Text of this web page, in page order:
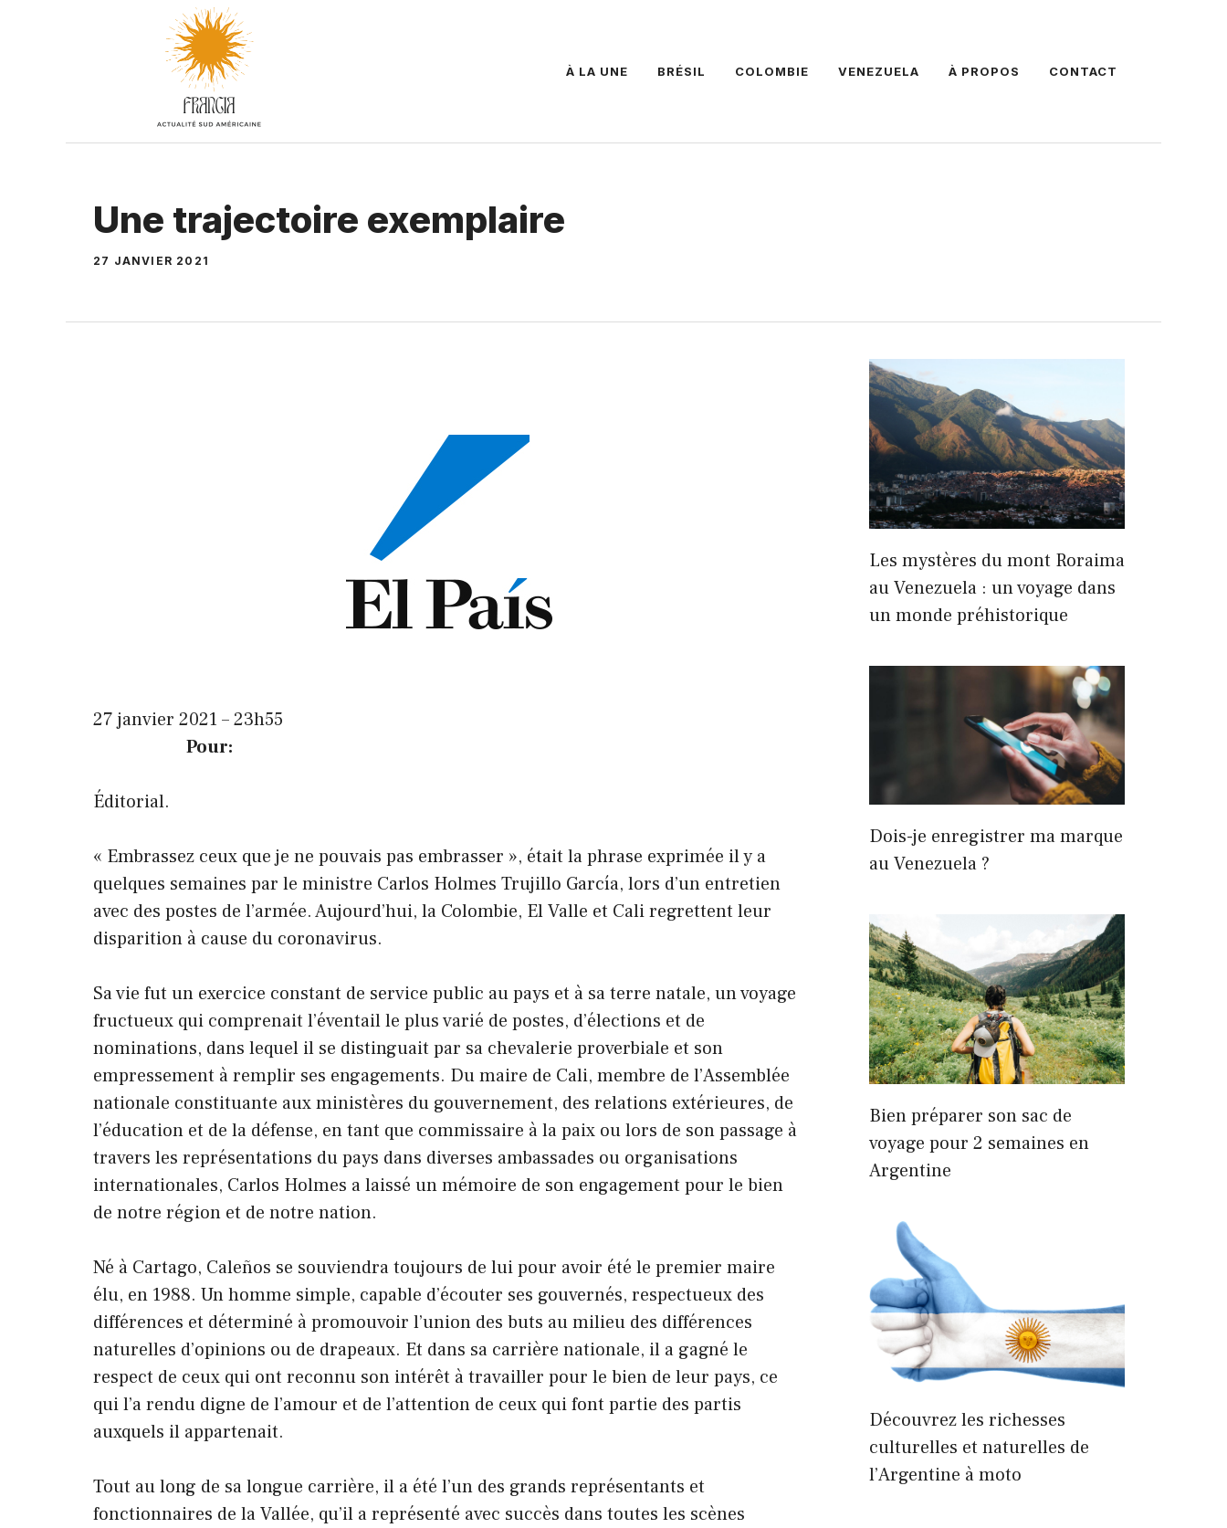
À LA UNE BRÉSIL COLOMBIE VENEZUELA À PROPOS CONTACT
Une trajectoire exemplaire
27 JANVIER 2021
27 janvier 2021 – 23h55
Pour:
Éditorial.
« Embrassez ceux que je ne pouvais pas embrasser », était la phrase exprimée il y a
quelques semaines par le ministre Carlos Holmes Trujillo García, lors d’un entretien
avec des postes de l’armée. Aujourd’hui, la Colombie, El Valle et Cali regrettent leur
disparition à cause du coronavirus.
Sa vie fut un exercice constant de service public au pays et à sa terre natale, un voyage
fructueux qui comprenait l’éventail le plus varié de postes, d’élections et de
nominations, dans lequel il se distinguait par sa chevalerie proverbiale et son
empressement à remplir ses engagements. Du maire de Cali, membre de l’Assemblée
nationale constituante aux ministères du gouvernement, des relations extérieures, de
l’éducation et de la défense, en tant que commissaire à la paix ou lors de son passage à
travers les représentations du pays dans diverses ambassades ou organisations
internationales, Carlos Holmes a laissé un mémoire de son engagement pour le bien
de notre région et de notre nation.
Né à Cartago, Caleños se souviendra toujours de lui pour avoir été le premier maire
élu, en 1988. Un homme simple, capable d’écouter ses gouvernés, respectueux des
différences et déterminé à promouvoir l’union des buts au milieu des différences
naturelles d’opinions ou de drapeaux. Et dans sa carrière nationale, il a gagné le
respect de ceux qui ont reconnu son intérêt à travailler pour le bien de leur pays, ce
qui l’a rendu digne de l’amour et de l’attention de ceux qui font partie des partis
auxquels il appartenait.
Tout au long de sa longue carrière, il a été l’un des grands représentants et
fonctionnaires de la Vallée, qu’il a représenté avec succès dans toutes les scènes
Les mystères du mont Roraima
au Venezuela : un voyage dans
un monde préhistorique
Dois-je enregistrer ma marque
au Venezuela ?
Bien préparer son sac de
voyage pour 2 semaines en
Argentine
Découvrez les richesses
culturelles et naturelles de
l’Argentine à moto